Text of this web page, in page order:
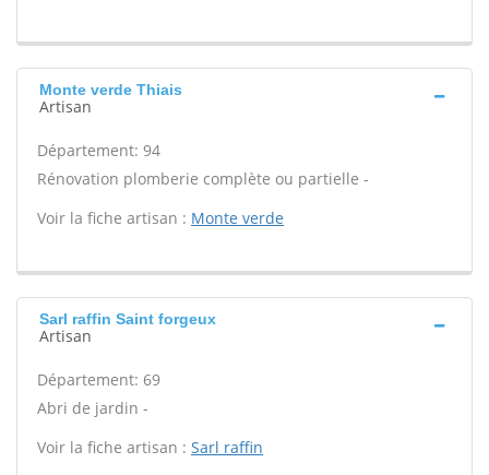
Monte verde Thiais
Artisan
Département: 94
Rénovation plomberie complète ou partielle -
Voir la fiche artisan : Monte verde
Sarl raffin Saint forgeux
Artisan
Département: 69
Abri de jardin -
Voir la fiche artisan : Sarl raffin